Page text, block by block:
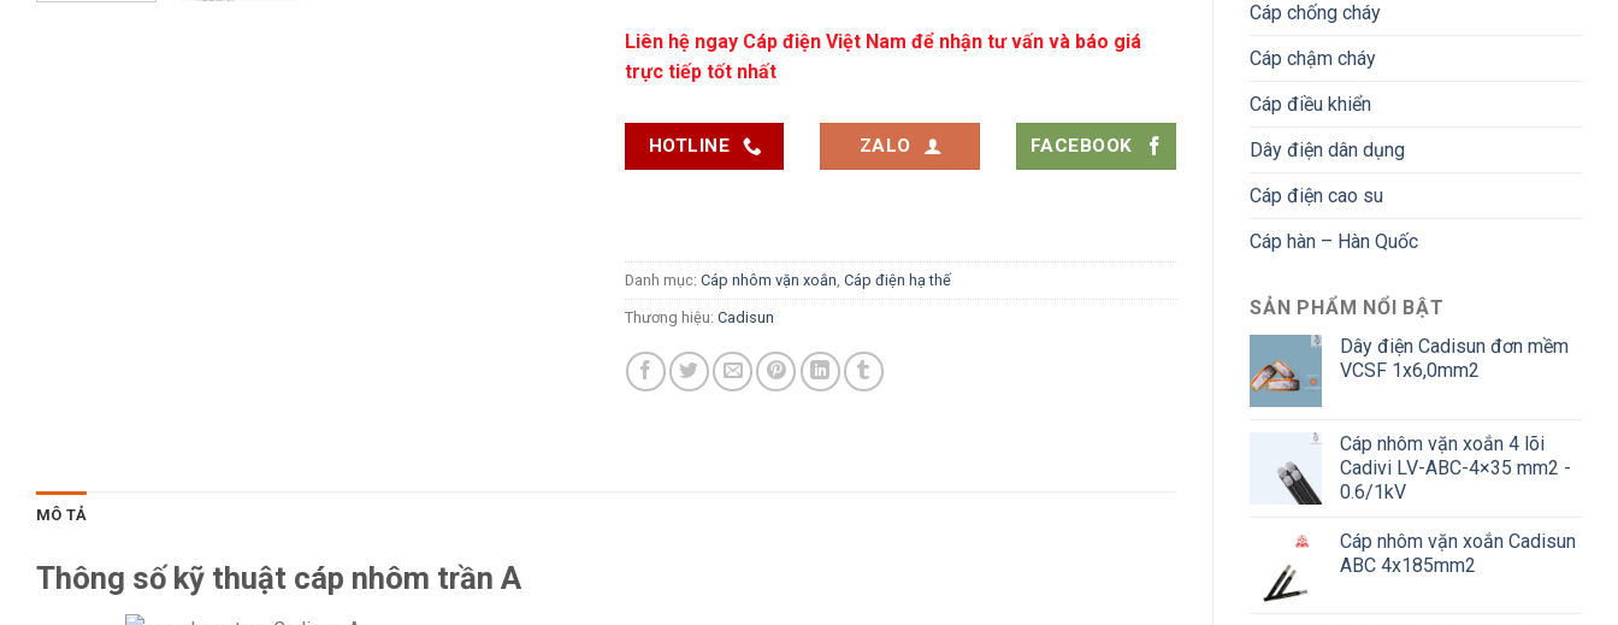
Cáp chống cháy
Cáp chậm cháy
Cáp điều khiển
Dây điện dân dụng
Cáp điện cao su
Cáp hàn – Hàn Quốc
SẢN PHẨM NỔI BẬT
Dây điện Cadisun đơn mềm
VCSF 1x6,0mm2
Cáp nhôm vặn xoắn 4 lõi
Cadivi LV-ABC-4×35 mm2 -
0.6/1kV
Cáp nhôm vặn xoắn Cadisun
ABC 4x185mm2
Liên hệ ngay Cáp điện Việt Nam để nhận tư vấn và báo giá
trực tiếp tốt nhất
HOTLINE ZALO FACEBOOK
Danh mục: Cáp nhôm vặn xoắn Cáp điện hạ thế
Thương hiệu: Cadisun
MÔ TẢ
Thông số kỹ thuật cáp nhôm trần A